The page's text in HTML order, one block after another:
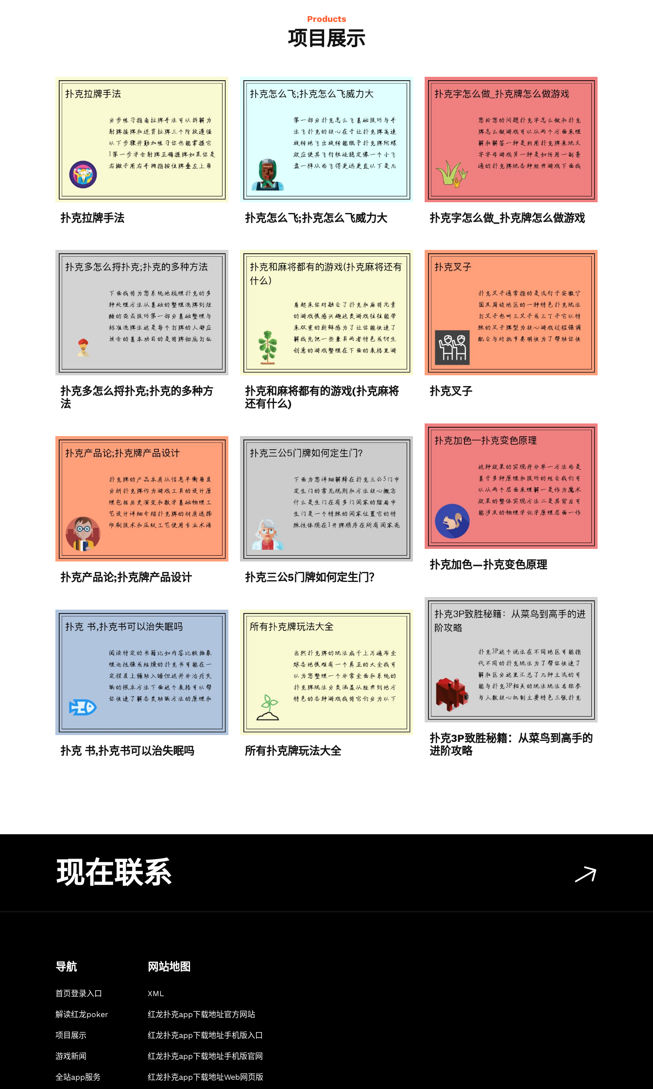
Products
项目展示
扑克拉牌手法 扑克怎么飞;扑克怎么飞威力大 扑克字怎么做_扑克牌怎么做游戏
扑克多怎么捋扑克;扑克的多种方
法
扑克和麻将都有的游戏(扑克麻将
还有什么)
扑克叉子
扑克加色—扑克变色原理
扑克产品论;扑克牌产品设计
扑克三公5门牌如何定生门？
扑克3P致胜秘籍：从菜鸟到高手的
进阶攻略
扑克 书,扑克书可以治失眠吗 所有扑克牌玩法大全
现在联系
导航
首页登录入口
解读红龙poker
项目展示
游戏新闻
全站app服务
网站地图
XML
红龙扑克app下载地址官方网站
红龙扑克app下载地址手机版入口
红龙扑克app下载地址手机版官网
红龙扑克app下载地址Web网页版